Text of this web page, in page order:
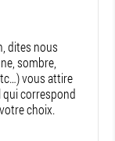
dites nous
sombre,
vous attire
qui correspond
choix.